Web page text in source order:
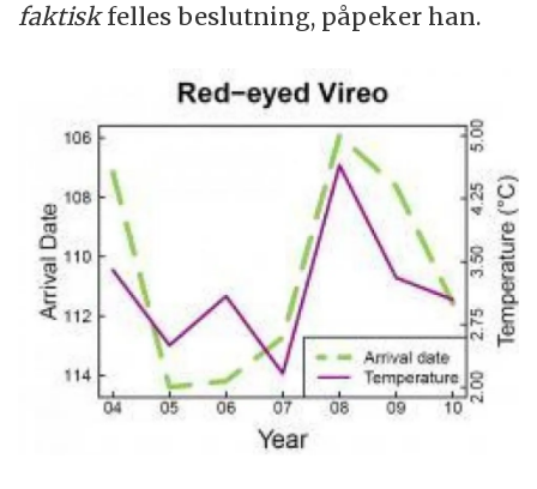
faktiskfelles beslutning, påpeker han.